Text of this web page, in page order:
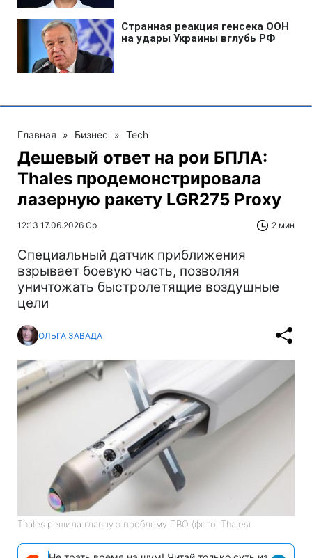
Главная » Бизнес » Tech
Дешевый ответ на рои БПЛА:
Thales продемонстрировала
лазерную ракету LGR275 Proxy
12:13 17.06.2026 Ср 2 мин
Специальный датчик приближения
взрывает боевую часть, позволяя
уничтожать быстролетящие воздушные
цели
ОЛЬГА ЗАВАДА
Thales решила главную проблему ПВО (фото: Thales)